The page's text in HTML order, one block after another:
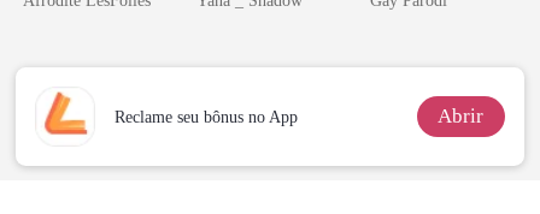
Reclame seu bônus no App Abrir